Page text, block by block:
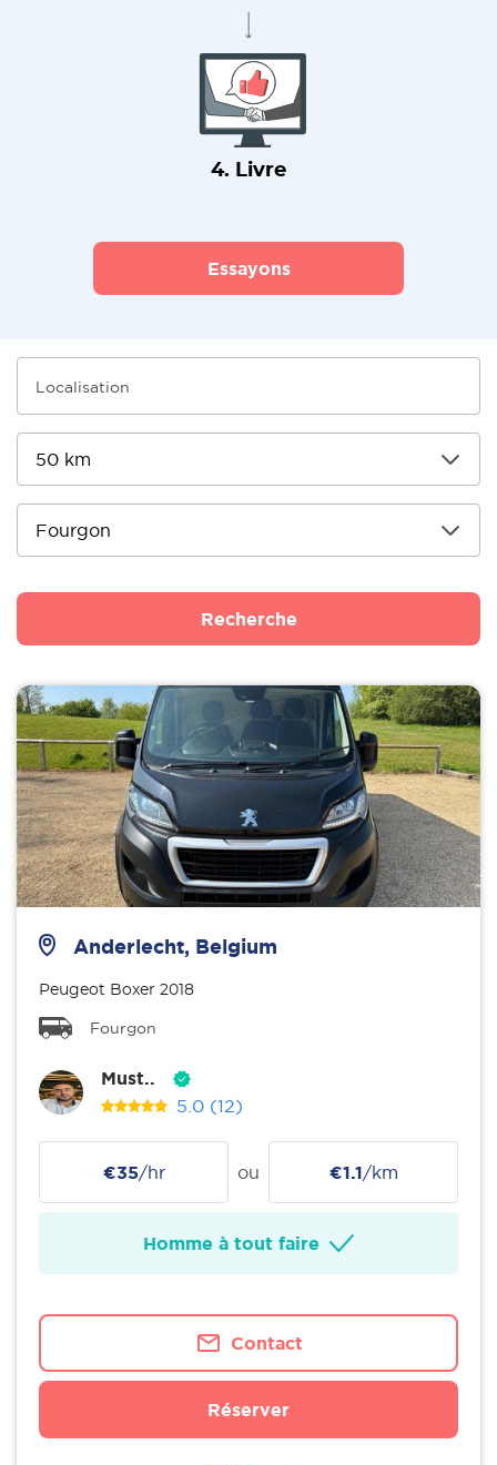
4. Livre
Essayons
Recherche
Anderlecht, Belgium
Peugeot Boxer 2018
Fourgon
Must..
5.0 (12)
€35/hr ou €1.1/km
Homme à tout faire
Contact
Réserver